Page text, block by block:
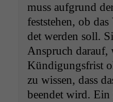
muss auf­grund
fest­ste­hen, ob
det wer­den soll.
Anspruch darauf,
Kündi­gungs­frist
zu wis­sen, dass
been­det wird. Ein